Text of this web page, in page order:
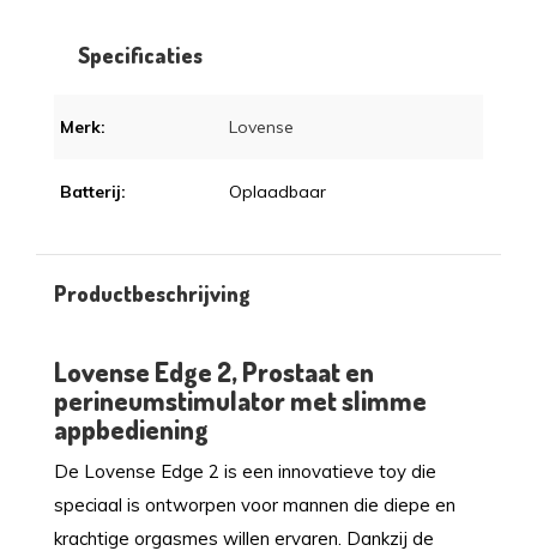
Specificaties
Merk: Lovense
Batterij: Oplaadbaar
Productbeschrijving
Lovense Edge 2, Prostaat en
perineumstimulator met slimme
appbediening
De Lovense Edge 2 is een innovatieve toy die
speciaal is ontworpen voor mannen die diepe en
krachtige orgasmes willen ervaren. Dankzij de